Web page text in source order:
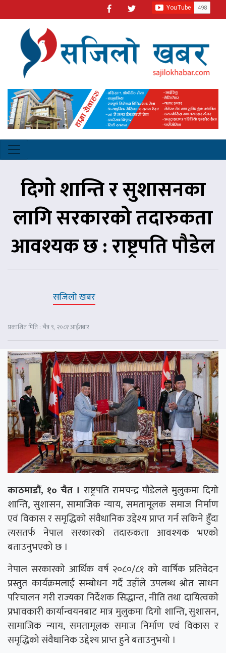
दिगो शान्ति र सुशासनका
लागि सरकारको तदारुकता
आवश्यक छ : राष्ट्रपति पौडेल
सजिलो खबर
प्रकाशित मिति : चैत्र ९, २०८१ आईतबार
काठमाडौं, १० चैत । राष्ट्रपति रामचन्द्र पौडेलले मुलुकमा दिगो
शान्ति, सुशासन, सामाजिक न्याय, समतामूलक समाज निर्माण
एवं विकास र समृद्धिको संवैधानिक उद्देश्य प्राप्त गर्न सकिने हुँदा
त्यसतर्फ नेपाल सरकारको तदारुकता आवश्यक भएको
बताउनुभएको छ ।
नेपाल सरकारको आर्थिक वर्ष २०८०/८१ को वार्षिक प्रतिवेदन
प्रस्तुत कार्यक्रमलाई सम्बोधन गर्दै उहाँले उपलब्ध श्रोत साधन
परिचालन गरी राज्यका निर्देशक सिद्धान्त, नीति तथा दायित्वको
प्रभावकारी कार्यान्वयनबाट मात्र मुलुकमा दिगो शान्ति, सुशासन,
सामाजिक न्याय, समतामूलक समाज निर्माण एवं विकास र
समृद्धिको संवैधानिक उद्देश्य प्राप्त हुने बताउनुभयो ।